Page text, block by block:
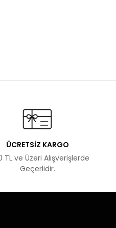
ÜCRETSİZ KARGO
TL ve Üzeri Alışverişlerde
Geçerlidir.